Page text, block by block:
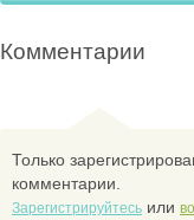
Комментарии
Только
комментарии.
Зарегистрируйтесь или